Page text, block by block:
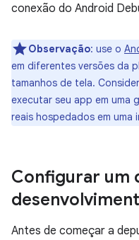
conexão do Android
Observação: use o
em diferentes versões da
tamanhos de tela.
executar seu app em uma
reais hospedados em uma
Configurar um
Antes de começar a